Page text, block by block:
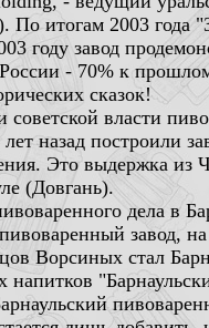
итогам 2003 года
году завод
- 70% к
сказок!
власти
назад построили
Это выдержка из
(Довгань).
дела в
завод,
Ворсиных стал